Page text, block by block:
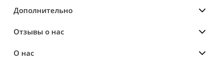
Дополнительно
Отзывы о нас
О нас